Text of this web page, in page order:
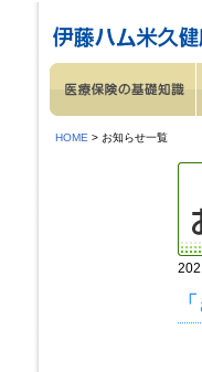
HOME > お知らせ一覧